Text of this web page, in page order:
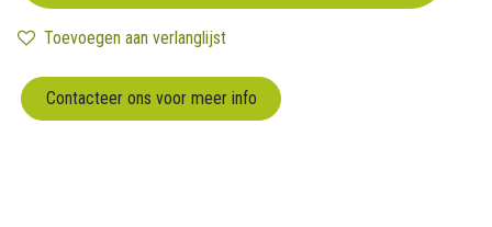
Toevoegen aan verlanglijst
Contacteer ons voor meer info